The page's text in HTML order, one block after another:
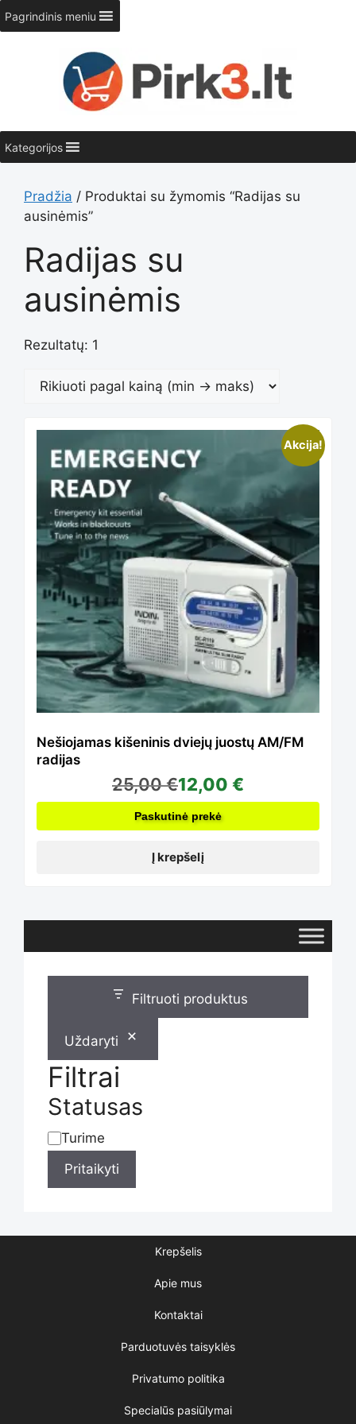
Pereiti
prie
turinio
Pagrindinis meniu
Kategorijos
Pradžia / Produktai su žymomis “Radijas su
ausinėmis”
Radijas su
ausinėmis
Rezultatų: 1
Akcija!
Nešiojamas kišeninis dviejų juostų AM/FM
radijas
25,00€12,00 €
Paskutinė prekė
Į krepšelį
Filtruoti produktus
Uždaryti
Filtrai
Statusas
Statusas
Turime
Pritaikyti
Krepšelis
Apie mus
Kontaktai
Parduotuvės taisyklės
Privatumo politika
Specialūs pasiūlymai